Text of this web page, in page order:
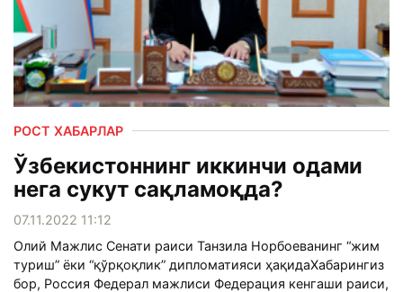
РОСТ ХАБАРЛАР
Ўзбекистоннинг иккинчи одами
нега сукут сақламоқда?
07.11.2022 11:12
Олий Мажлис Сенати раиси Танзила Норбоеванинг “жим
туриш” ёки “қўрқоқлик” дипломатияси ҳақидаХабарингиз
бор, Россия Федерал мажлиси Федерация кенгаши раиси,